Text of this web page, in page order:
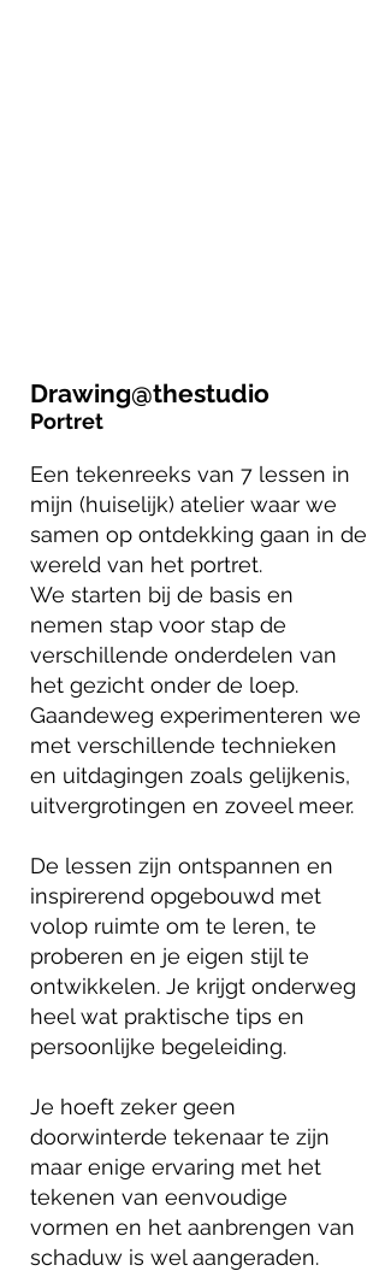
Drawing@thestudio
Portret
Een tekenreeks van 7 lessen in
mijn (huiselijk) atelier waar we
samen op ontdekking gaan in de
wereld van het portret.
We starten bij de basis en
nemen stap voor stap de
verschillende onderdelen van
het gezicht onder de loep.
Gaandeweg experimenteren we
met verschillende technieken
en uitdagingen zoals gelijkenis,
uitvergrotingen en zoveel meer.
De lessen zijn ontspannen en
inspirerend opgebouwd met
volop ruimte om te leren, te
proberen en je eigen stijl te
ontwikkelen. Je krijgt onderweg
heel wat praktische tips en
persoonlijke begeleiding.
Je hoeft zeker geen
doorwinterde tekenaar te zijn
maar enige ervaring met het
tekenen van eenvoudige
vormen en het aanbrengen van
schaduw is wel aangeraden.